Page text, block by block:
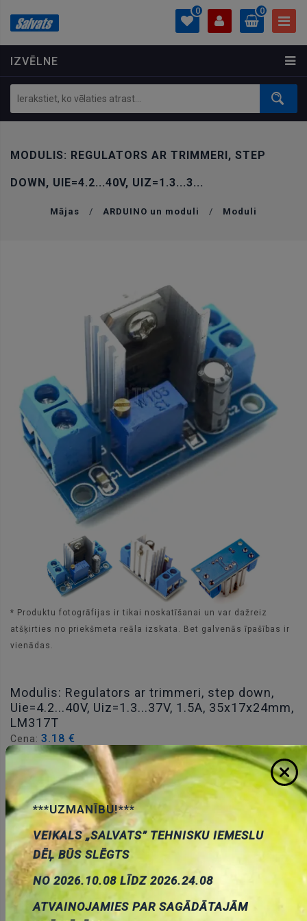
IZVĒLNE
0
PROFILS
Ielogoties
Izveidot kontu
0
0.00 €
MODULIS: REGULATORS AR TRIMMERI, STEP
DOWN, UIE=4.2...40V, UIZ=1.3...3...
Mājas / ARDUINO un moduli / Moduli
* Produktu fotogrāfijas ir tikai noskatīšanai un var dažreiz
atšķirties no priekšmeta reāla izskata. Bet galvenās īpašības ir
vienādas.
Modulis: Regulators ar trimmeri, step down,
Uie=4.2...40V, Uiz=1.3...37V, 1.5A, 35x17x24mm,
LM317T
Cena: 3.18 €
00028403 Artikuls: SI04015
Noliktavas stāvoklis:
10
Daudzums:
Pievienot grozam
***UZMANĪBU!***
VEIKALS „SALVATS” TEHNISKU IEMESLU
DĒĻ BŪS SLĒGTS
NO 2026.10.08 LĪDZ 2026.24.08
ATVAINOJAMIES PAR SAGĀDĀTAJĀM